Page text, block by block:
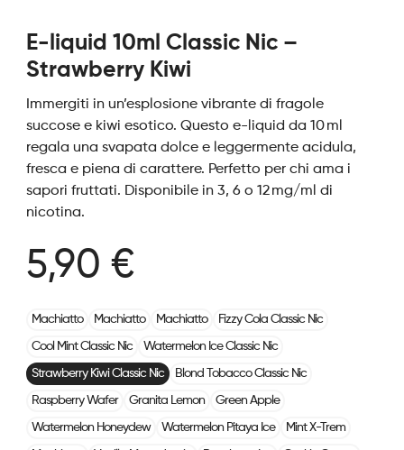
E-liquid 10ml Classic Nic –
Strawberry Kiwi
Immergiti in un’esplosione vibrante di fragole
succose e kiwi esotico. Questo e-liquid da 10 ml
regala una svapata dolce e leggermente acidula,
fresca e piena di carattere. Perfetto per chi ama i
sapori fruttati. Disponibile in 3, 6 o 12 mg/ml di
nicotina.
5,90 €
Machiatto Machiatto Machiatto Fizzy Cola Classic Nic
Cool Mint Classic Nic Watermelon Ice Classic Nic
Strawberry Kiwi Classic Nic Blond Tobacco Classic Nic
Raspberry Wafer Granita Lemon Green Apple
Watermelon Honeydew Watermelon Pitaya Ice Mint X-Trem